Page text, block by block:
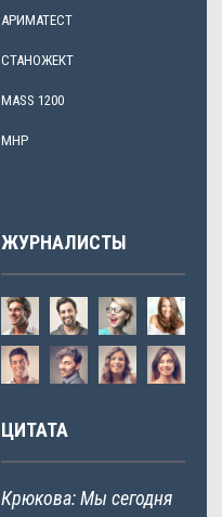
АРИМАТЕСТ
СТАНОЖЕКТ
MASS 1200
MHP
ЖУРНАЛИСТЫ
ЦИТАТА
Крюкова: Мы сегодня